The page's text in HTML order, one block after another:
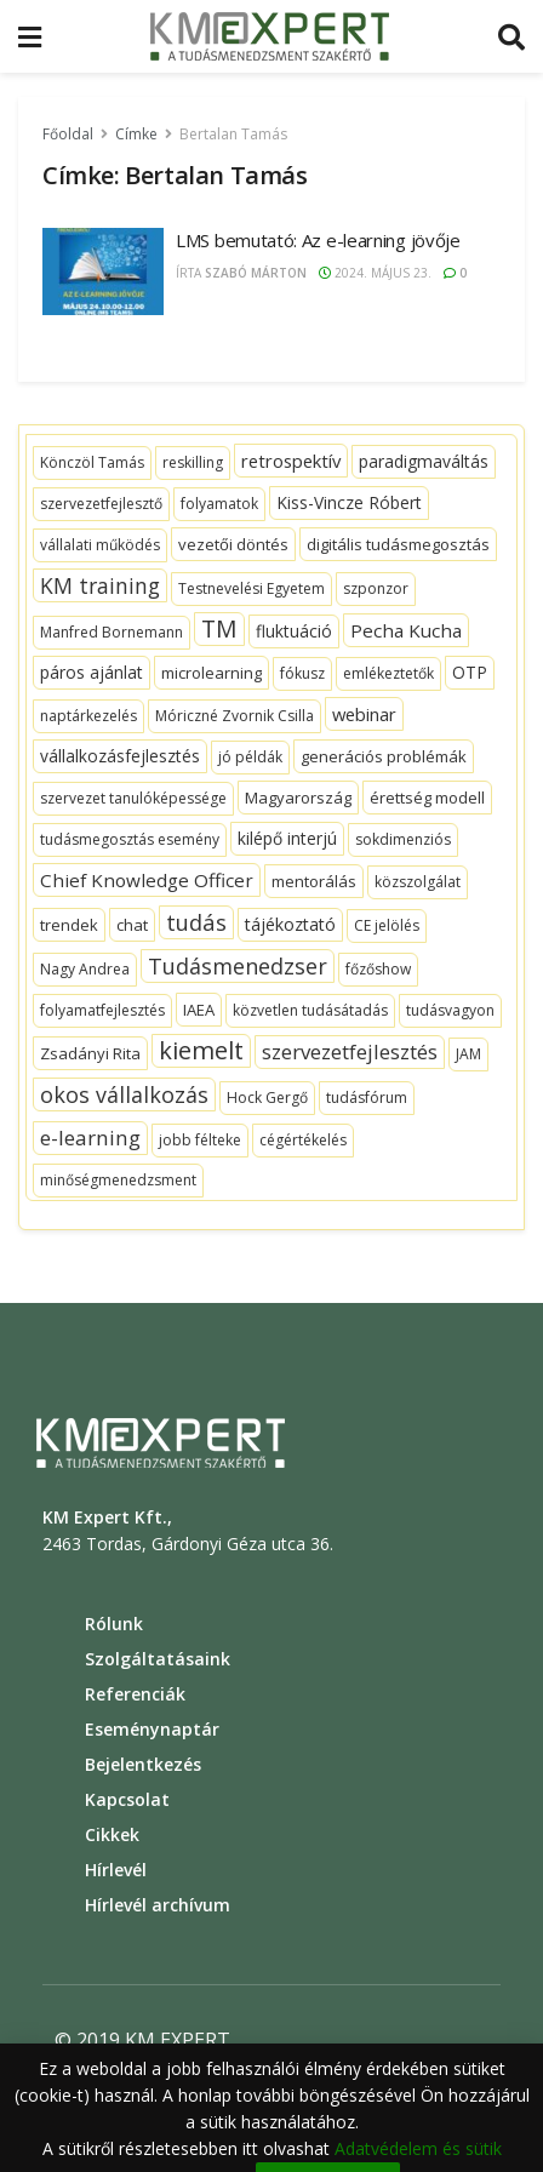
Főoldal Címke Bertalan Tamás
Címke: Bertalan Tamás
LMS bemutató: Az e-learning jövője
ÍRTA SZABÓ MÁRTON 2024. MÁJUS 23. 0
Könczöl Tamás reskilling retrospektív paradigmaváltás
szervezetfejlesztő folyamatok Kiss-Vincze Róbert
vállalati működés vezetői döntés digitális tudásmegosztás
KM training Testnevelési Egyetem szponzor
Manfred Bornemann TM fluktuáció Pecha Kucha
páros ajánlat microlearning fókusz emlékeztetők OTP
naptárkezelés Móriczné Zvornik Csilla webinar
vállalkozásfejlesztés jó példák generációs problémák
szervezet tanulóképessége Magyarország érettség modell
tudásmegosztás esemény kilépő interjú sokdimenziós
Chief Knowledge Officer mentorálás közszolgálat
trendek chat tudás tájékoztató CE jelölés
Nagy Andrea Tudásmenedzser
főzőshow
folyamatfejlesztés
IAEA közvetlen tudásátadás tudásvagyon
Zsadányi Rita kiemelt szervezetfejlesztés JAM
okos vállalkozás Hock Gergő tudásfórum
e-learning jobb félteke
cégértékelés
minőségmenedzsment
KM Expert Kft.,
2463 Tordas, Gárdonyi Géza utca 36.
Rólunk
Szolgáltatásaink
Referenciák
Eseménynaptár
Bejelentkezés
Kapcsolat
Cikkek
Hírlevél
Hírlevél archívum
© 2019 KM EXPERT
Általános szerződési feltételek
Felhasználási feltételek
Adatvédelem
Ez a weboldal a jobb felhasználói élmény érdekében sütiket
(cookie-t) használ. A honlap további böngészésével Ön hozzájárul
a sütik használatához.
A sütikről részletesebben itt olvashat Adatvédelem és sütik